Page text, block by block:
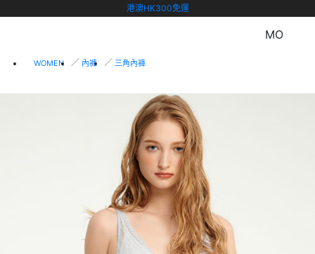
港澳HK300免運
MO
WOMEN 內褲 三角內褲